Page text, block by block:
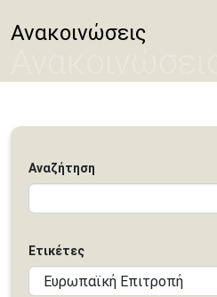
Ανακοινώσεις
Αναζήτηση
Ετικέτες